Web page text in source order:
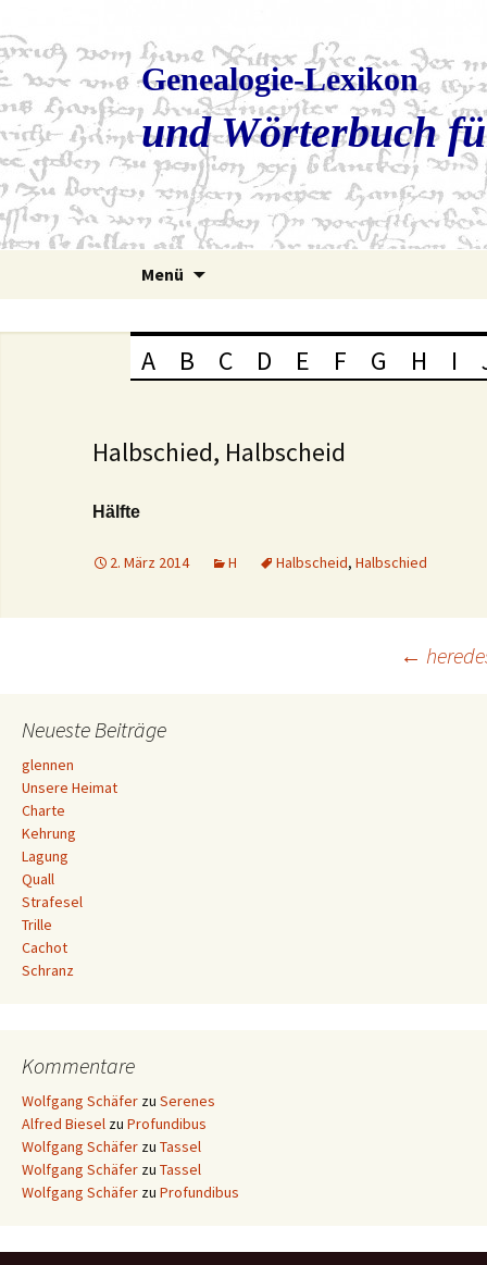
Genealogie-Lexikon
und Wörterbuch
Menü
A B C D E F G H I
Halbschied, Halbscheid
Hälfte
2. März 2014 H Halbscheid, Halbschied
Navigation
←
Neueste Beiträge
glennen
Unsere Heimat
Charte
Kehrung
Lagung
Quall
Strafesel
Trille
Cachot
Schranz
Kommentare
Wolfgang Schäfer zu Serenes
Alfred Biesel zu Profundibus
Wolfgang Schäfer zu Tassel
Wolfgang Schäfer zu Tassel
Wolfgang Schäfer zu Profundibus